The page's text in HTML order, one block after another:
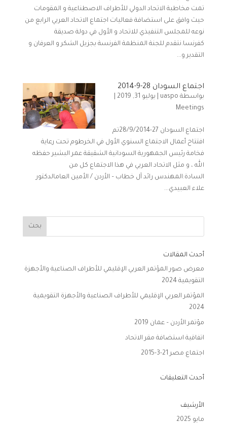
تمت مخاطبة الاتحاد الدولي للأطراف الاصطناعية و المقومات
حيث وافق على استضافة فعاليات اجتماع الاتحاد العربي الرابع من
نوعه للمجلس التنفيذي للاتحاد و الأول في دولة صديقة
كفرنسا.نتقدم للجنة المنظمة الفرنسة بجزيل الشكر و العرفان و
التقدير و...
اجتماع السودان 28-9-2014
بواسطة uaspo يوليو 31, 2019
Meetings
اجتماع السودان 27-28/9/2014تم
افتتاح أعمال الاجتماع السنوي الأول في الخرطوم تحت رعاية
فخامة رئيس الجمهورية السودانية الشقيقة عمر البشير حفظه
الله ، و مثل الاتحاد العربي في هذا الاجتماع كل من
السادة:المهندس رائد آل خطاب – الأردن / الأمين العامالدكتور
علاء العبيدي...
أحدث المقالات
معرض صور المؤتمر العربي الإقليمي للأطراف الصناعية والأجهزة
التقويمية 2024
المؤتمر العربي الإقليمي للأطراف الصناعية والأجهزة التقويمية
2024
مؤتمر الأردن – عمان 2019
اتفاقية استضافة مقر الاتحاد
اجتماع مصر 21-3-2015
أحدث التعليقات
الأرشيف
مايو 2025